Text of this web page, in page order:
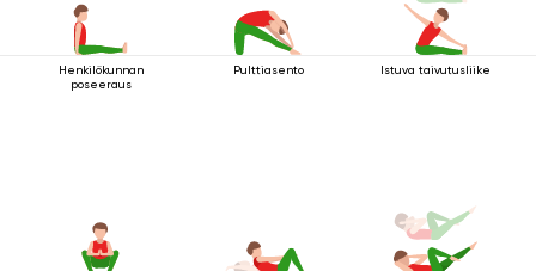
Henkilökunnan
poseeraus
Pulttiasento Istuva taivutusliike